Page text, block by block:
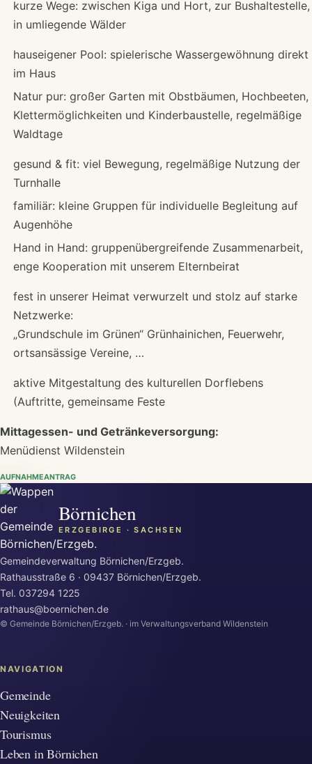
kurze Wege: zwischen Kiga und Hort, zur Bushaltestelle,
in umliegende Wälder
hauseigener Pool: spielerische Wassergewöhnung direkt
im Haus
Natur pur: großer Garten mit Obstbäumen, Hochbeeten,
Klettermöglichkeiten und Kinderbaustelle, regelmäßige
Waldtage
gesund & fit: viel Bewegung, regelmäßige Nutzung der
Turnhalle
familiär: kleine Gruppen für individuelle Begleitung auf
Augenhöhe
Hand in Hand: gruppenübergreifende Zusammenarbeit,
enge Kooperation mit unserem Elternbeirat
fest in unserer Heimat verwurzelt und stolz auf starke
Netzwerke:
„Grundschule im Grünen“ Grünhainichen, Feuerwehr,
ortsansässige Vereine, …
aktive Mitgestaltung des kulturellen Dorflebens
(Auftritte, gemeinsame Feste
Mittagessen- und Getränkeversorgung:
Menüdienst Wildenstein
AUFNAHMEANTRAG
Börnichen
ERZGEBIRGE · SACHSEN
Gemeindeverwaltung Börnichen/Erzgeb.
Rathausstraße 6 · 09437 Börnichen/Erzgeb.
Tel. 037294 1225
rathaus@boernichen.de
© Gemeinde Börnichen/Erzgeb. · im Verwaltungsverband Wildenstein
NAVIGATION
Gemeinde
Neuigkeiten
Tourismus
Leben in Börnichen